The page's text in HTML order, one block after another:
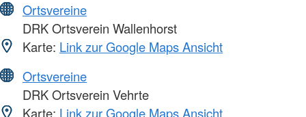
Ortsvereine
DRK Ortsverein Wallenhorst
Karte: Link zur Google Maps Ansicht
Ortsvereine
DRK Ortsverein Vehrte
Karte: Link zur Google Maps Ansicht